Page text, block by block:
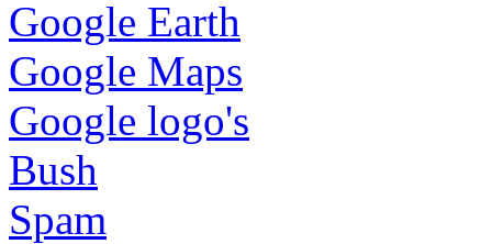
Google Earth
Google Maps
Google logo's
Bush
Spam